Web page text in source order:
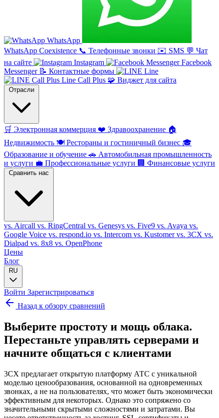
WhatsApp
WhatsApp Coexistence 📞 Телефонные звонки ✉️ SMS 💬 Чат
на сайте
Instagram
Facebook
Messenger 📝 Контактные формы
Line
Line Call Plus 🧩 Виджет для сайта
Отрасли
🛒 Электронная коммерция ❤️ Здравоохранение 🏠
Недвижимость 🍽️ Рестораны и гостиничный бизнес 🎓
Образование и обучение 🚗 Автомобильная промышленность
и услуги 💼 Профессиональные услуги 🏢 Финансовые услуги
Сравнить нас
vs. Aircall vs. RingCentral vs. Genesys vs. Five9 vs. Avaya vs.
Google Voice vs. respond.io vs. Intercom vs. Kustomervs. 3CX vs.
Dialpad vs. 8x8 vs. OpenPhone
Цены
Блог
RU
Войти Зарегистрироваться
Назад к обзору сравнений
Выберите простоту и мощь облака.
Перестаньте управлять серверами и
начните общаться с клиентами
3CX предлагает открытую платформу АТС с уникальной
моделью ценообразования, основанной на одновременных
звонках, а не на пользователях, что может быть экономически
эффективным для некоторых. Однако это сопряжено со
значительными скрытыми сложностями и затратами. Вы